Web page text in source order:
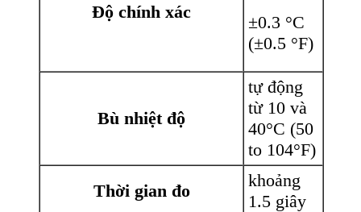
Độ chính xác
±0.3 °C
(±0.5 °F)
Bù nhiệt độ
tự động
từ 10 và
40°C (50
to 104°F)
Thời gian đo
khoảng
1.5 giây